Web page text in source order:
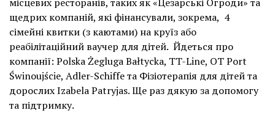
щедрих компаній, які фінансували, зокрема, 4
сімейні квитки (з каютами) на круїз або
реабілітаційний ваучер для дітей. Йдеться про
компанії: Polska Żegluga Bałtycka, TT-Line, OT Port
Świnoujście, Adler-Schiffe та Фізіотерапія для дітей та
дорослих Izabela Patryjas. Ще раз дякую за допомогу
та підтримку.